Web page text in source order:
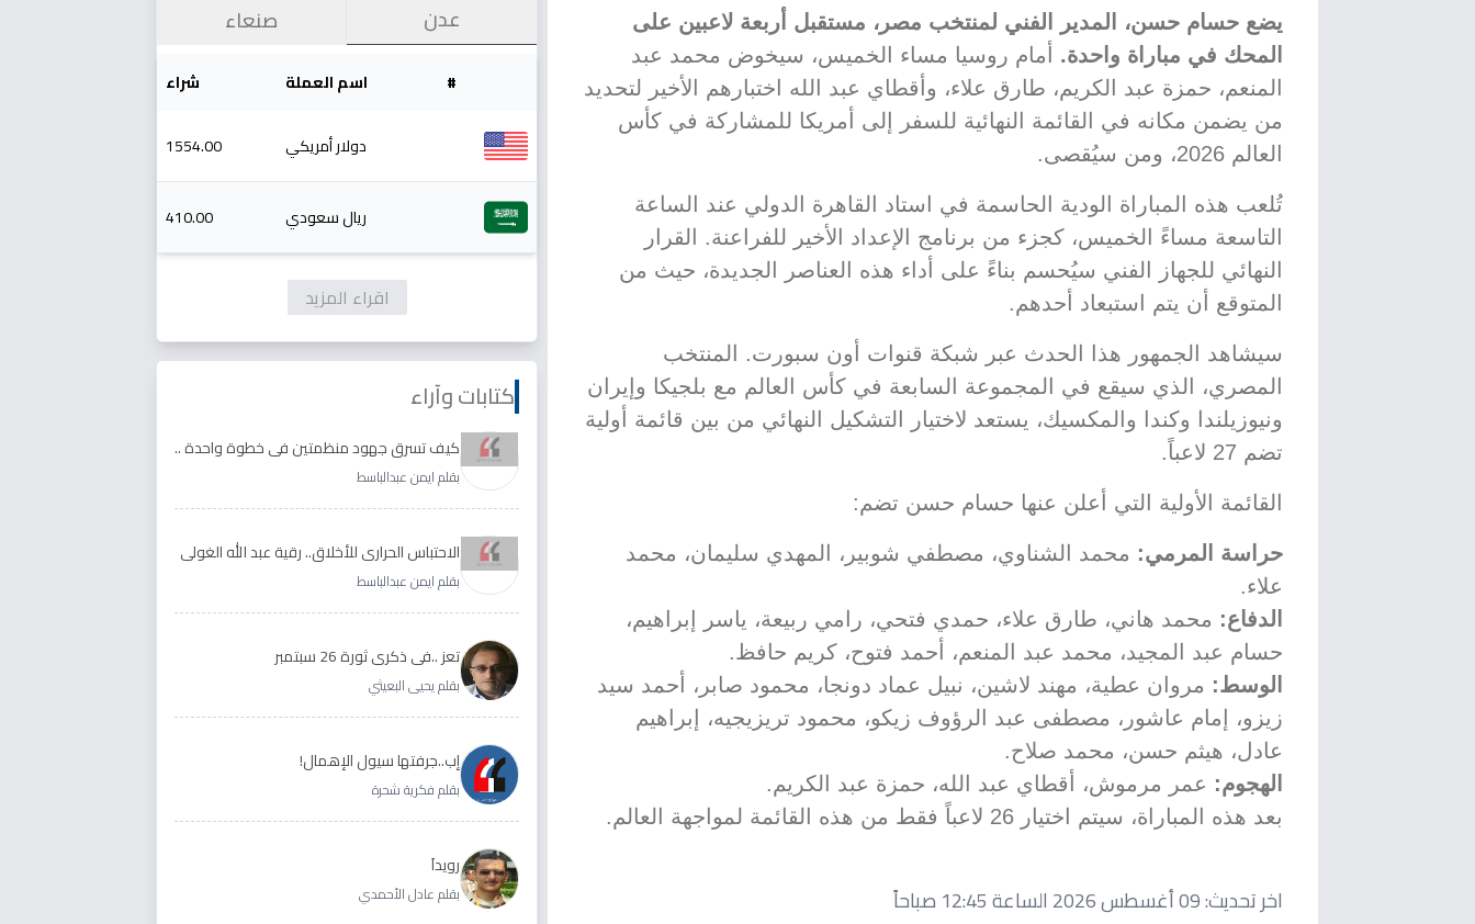
يضع حسام حسن، المدير الفني لمنتخب مصر، مستقبل أربعة لاعبين على
المحك في مباراة واحدة. أمام روسيا مساء الخميس، سيخوض محمد عبد
المنعم، حمزة عبد الكريم، طارق علاء، وأقطاي عبد الله اختبارهم الأخير لتحديد
من يضمن مكانه في القائمة النهائية للسفر إلى أمريكا للمشاركة في كأس
العالم 2026، ومن سيُقصى.
تُلعب هذه المباراة الودية الحاسمة في استاد القاهرة الدولي عند الساعة
التاسعة مساءً الخميس، كجزء من برنامج الإعداد الأخير للفراعنة. القرار
النهائي للجهاز الفني سيُحسم بناءً على أداء هذه العناصر الجديدة، حيث من
المتوقع أن يتم استبعاد أحدهم.
سيشاهد الجمهور هذا الحدث عبر شبكة قنوات أون سبورت. المنتخب
المصري، الذي سيقع في المجموعة السابعة في كأس العالم مع بلجيكا وإيران
ونيوزيلندا وكندا والمكسيك، يستعد لاختيار التشكيل النهائي من بين قائمة أولية
تضم 27 لاعباً.
القائمة الأولية التي أعلن عنها حسام حسن تضم:
حراسة المرمي: محمد الشناوي، مصطفي شوبير، المهدي سليمان، محمد
علاء.
الدفاع: محمد هاني، طارق علاء، حمدي فتحي، رامي ربيعة، ياسر إبراهيم،
حسام عبد المجيد، محمد عبد المنعم، أحمد فتوح، كريم حافظ.
الوسط: مروان عطية، مهند لاشين، نبيل عماد دونجا، محمود صابر، أحمد سيد
زيزو، إمام عاشور، مصطفى عبد الرؤوف زيكو، محمود تريزيجيه، إبراهيم
عادل، هيثم حسن، محمد صلاح.
الهجوم: عمر مرموش، أقطاي عبد الله، حمزة عبد الكريم.
بعد هذه المباراة، سيتم اختيار 26 لاعباً فقط من هذه القائمة لمواجهة العالم.
اخر تحديث:09 أغسطس 2026 الساعة 12:45 صباحاً
عدن صنعاء
# اسم العملة شراء
دولار أمريكي 1554.00
ريال سعودي 410.00
اقراء المزيد
كتابات وآراء
كيف تسرق جهود منظمتين في خطوة واحدة ..
الأجابة لدى رقية عبد الله الغولي وغدير طيره
بقلم ايمن عبدالباسط
الاحتباس الحراري للأخلاق.. رقية عبد الله الغولي
وغدير طيره نموذجا
بقلم ايمن عبدالباسط
تعز ..في ذكرى ثورة 26 سبتمبر
بقلم يحيى البعيثي
إب..جرفتها سيول الإهمال!
بقلم فكرية شحرة
رويداَ
بقلم عادل الأحمدي